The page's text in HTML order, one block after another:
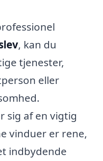
, kan du
tjenester,
eller
sig af en vigtig
vinduer er rene,
indbydende